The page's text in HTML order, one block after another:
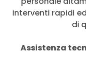
interventi rapidi
di
Assistenza